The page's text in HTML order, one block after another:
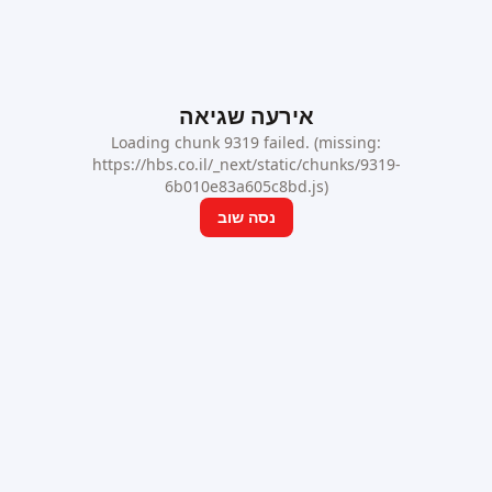
אירעה שגיאה
Loading chunk 9319 failed. (missing:
https://hbs.co.il/_next/static/chunks/9319-
6b010e83a605c8bd.js)